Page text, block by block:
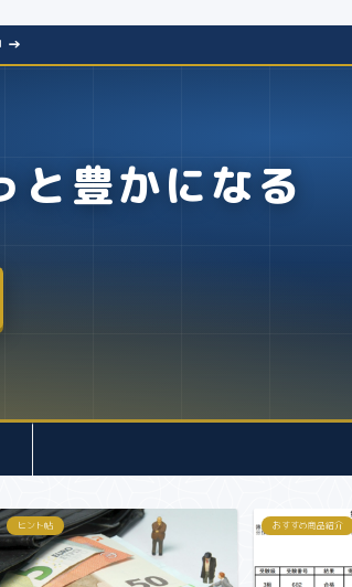
→
と豊かになる
ヒント帖 おすすめ商品紹介